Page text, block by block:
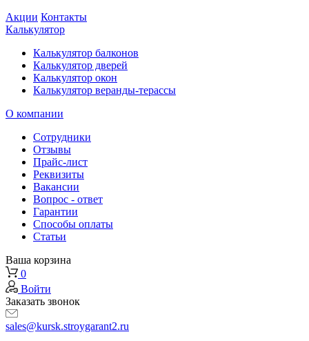
Акции Контакты
Калькулятор
Калькулятор балконов
Калькулятор дверей
Калькулятор окон
Калькулятор веранды-терассы
О компании
Сотрудники
Отзывы
Прайс-лист
Реквизиты
Вакансии
Вопрос - ответ
Гарантии
Способы оплаты
Статьи
Ваша корзина
0
Войти
Заказать звонок
sales@kursk.stroygarant2.ru